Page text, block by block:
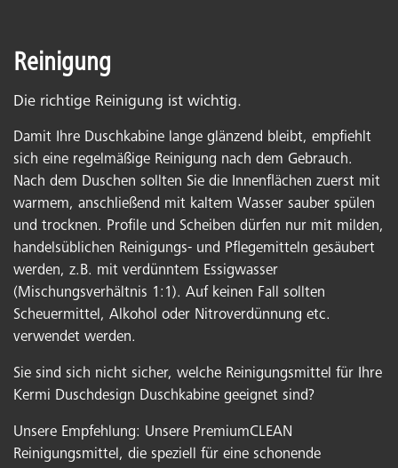
Reinigung
Die richtige Reinigung ist wichtig.
Damit Ihre Duschkabine lange glänzend bleibt, empfiehlt
sich eine regelmäßige Reinigung nach dem Gebrauch.
Nach dem Duschen sollten Sie die Innenflächen zuerst mit
warmem, anschließend mit kaltem Wasser sauber spülen
und trocknen. Profile und Scheiben dürfen nur mit milden,
handelsüblichen Reinigungs- und Pflegemitteln gesäubert
werden, z.B. mit verdünntem Essigwasser
(Mischungsverhältnis 1:1). Auf keinen Fall sollten
Scheuermittel, Alkohol oder Nitroverdünnung etc.
verwendet werden.
Sie sind sich nicht sicher, welche Reinigungsmittel für Ihre
Kermi Duschdesign Duschkabine geeignet sind?
Unsere Empfehlung: Unsere PremiumCLEAN
Reinigungsmittel, die speziell für eine schonende